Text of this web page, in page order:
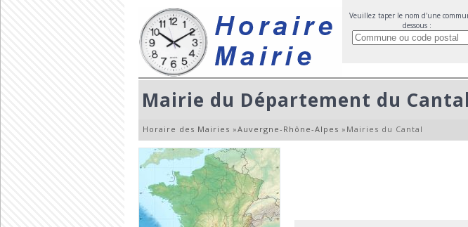
Veuillez taper le nom d'une
dessous :
Mairie du Département du Cantal
Horaire des Mairies »Auvergne-Rhône-Alpes » Mairies du Cantal